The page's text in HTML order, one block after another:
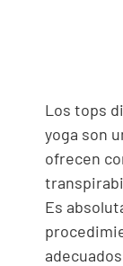
Los tops
yoga son
ofrecen
Es